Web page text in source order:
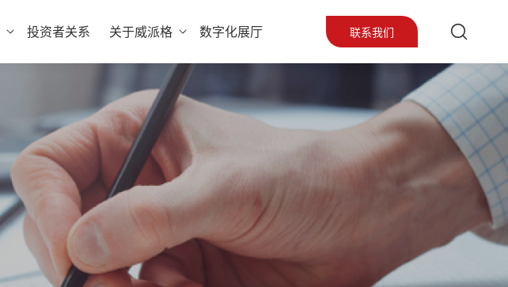
投资者关系 关于威派格 数字化展厅 联系我们